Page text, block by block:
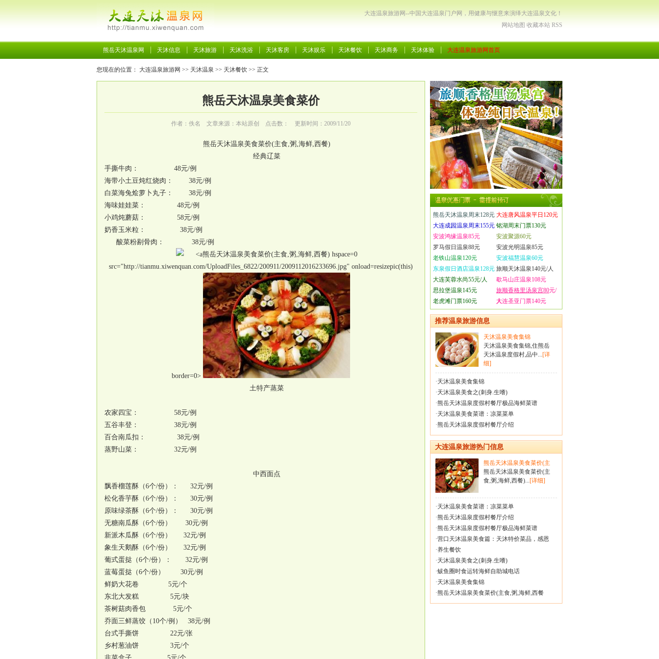
大连温泉旅游网--中国大连温泉门户网，用健康与惬意来演绎大连温泉文化！
网站地图 收藏本站 RSS
熊岳天沐温泉网 天沐信息 天沐旅游 天沐洗浴 天沐客房 天沐娱乐 天沐餐饮 天沐商务 天沐体验 大连温泉旅游网首页
您现在的位置： 大连温泉旅游网 >> 天沐温泉 >> 天沐餐饮 >> 正文
熊岳天沐温泉美食菜价
作者：佚名 文章来源：本站原创 点击数： 更新时间：2009/11/20
熊岳天沐温泉美食菜价(主食,粥,海鲜,西餐)
经典辽菜
手撕牛肉： 48元/例
海带小土豆炖红烧肉： 38元/例
白菜海兔烩萝卜丸子： 38元/例
海味娃娃菜： 48元/例
小鸡炖蘑菇： 58元/例
奶香玉米粒： 38元/例
酸菜粉剔骨肉： 38元/例
熊岳天沐温泉美食菜价(主食,粥,海鲜,西餐) hspace=0
src="http://tianmu.xiwenquan.com/UploadFiles_6822/200911/2009112016233696.jpg" onload=resizepic(this)
border=0>
土特产蒸菜
农家四宝： 58元/例
五谷丰登： 38元/例
百合南瓜扣： 38元/例
蒸野山菜： 32元/例
中西面点
飘香榴莲酥（6个/份）： 32元/例
松化香芋酥（6个/份）： 30元/例
原味绿茶酥（6个/份）： 30元/例
无糖南瓜酥（6个/份） 30元/例
新派木瓜酥（6个/份） 32元/例
象生天鹅酥（6个/份） 32元/例
葡式蛋挞（6个/份）： 32元/例
蓝莓蛋挞（6个/份） 30元/例
鲜奶大花卷 5元/个
东北大发糕 5元/块
茶树菇肉香包 5元/个
乔面三鲜蒸饺（10个/例） 38元/例
台式手撕饼 22元/张
乡村葱油饼 3元/个
熊岳天沐温泉周末128元 大连唐风温泉平日120元
大连成园温泉周末155元 铭湖周末门票130元
安波鸿缘温泉85元
安波聚源60元
罗马假日温泉88元
安波光明温泉85元
老铁山温泉120元
安波福慧温泉60元
东泉假日酒店温泉128元 旅顺天沐温泉140元/人
大连芙蓉水尚55元/人
歇马山庄温泉108元
思拉堡温泉145元
旅顺香格里汤泉宫80元/
人
老虎滩门票160元 大连圣亚门票140元
推荐温泉旅游信息
天沐温泉美食集锦
天沐温泉美食集锦,住熊岳
天沐温泉度假村,品中...[详
细]
·天沐温泉美食集锦
·天沐温泉美食之(刺身.生嗜)
·熊岳天沐温泉度假村餐厅极品海鲜菜谱
·天沐温泉美食菜谱：凉菜菜单
·熊岳天沐温泉度假村餐厅介绍
大连温泉旅游热门信息
熊岳天沐温泉美食菜价(主
熊岳天沐温泉美食菜价(主
食,粥,海鲜,西餐)...[详细]
·天沐温泉美食菜谱：凉菜菜单
·熊岳天沐温泉度假村餐厅介绍
·熊岳天沐温泉度假村餐厅极品海鲜菜谱
·营口天沐温泉美食篇：天沐特价菜品，感恩
·养生餐饮
·天沐温泉美食之(刺身.生嗜)
·鲅鱼圈时食运转海鲜自助城电话
·天沐温泉美食集锦
·熊岳天沐温泉美食菜价(主食,粥,海鲜,西餐